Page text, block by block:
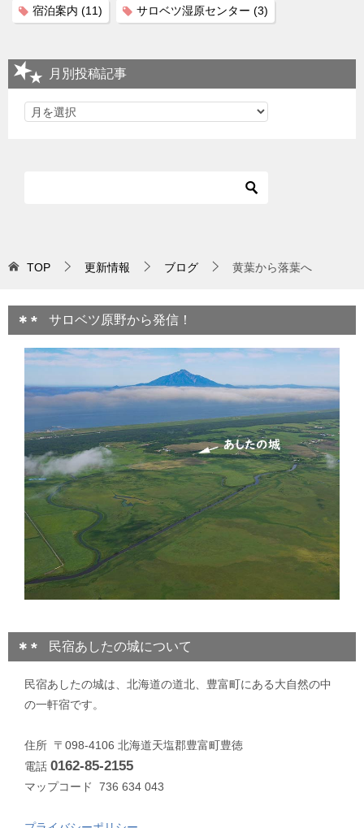
宿泊案内 (11) サロベツ湿原センター (3)
月別投稿記事
TOP 更新情報 ブログ 黄葉から落葉へ
サロベツ原野から発信！
民宿あしたの城について
民宿あしたの城は、北海道の道北、豊富町にある大自然の中
の一軒宿です。
住所 〒098-4106 北海道天塩郡豊富町豊徳
電話 0162-85-2155
マップコード 736 634 043